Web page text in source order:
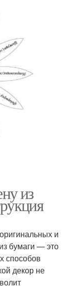
из
и
бумаги — это
способов
декор не